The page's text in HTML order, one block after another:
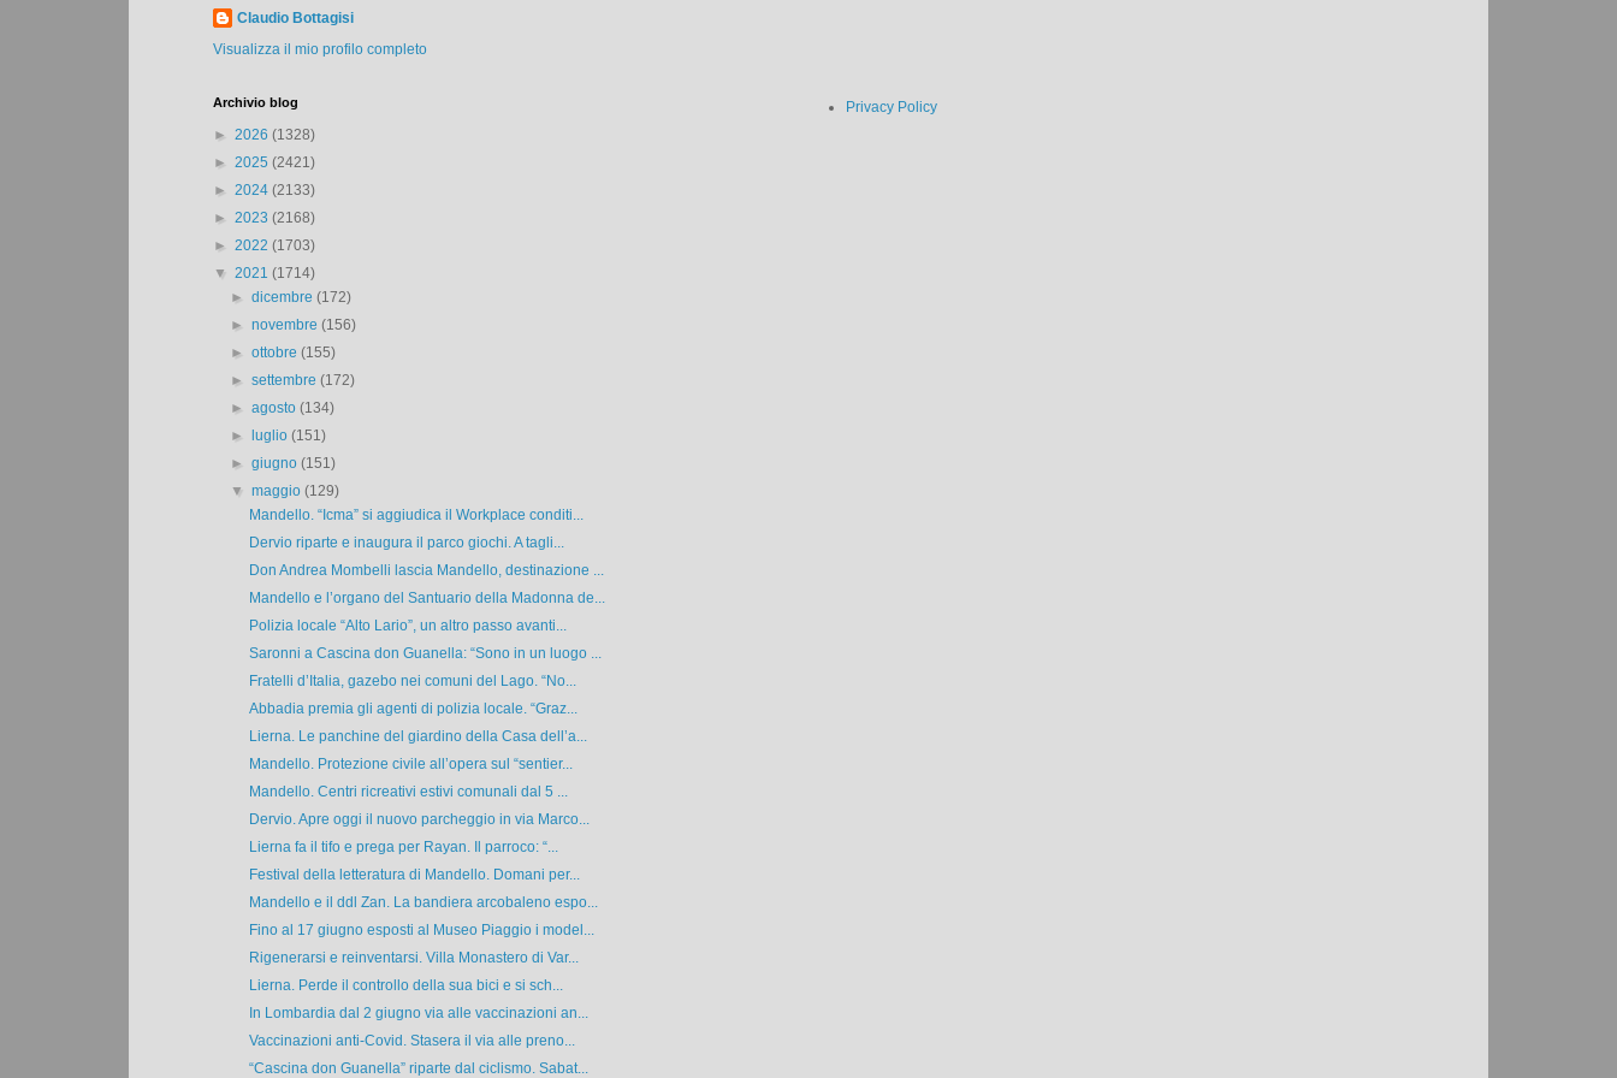
Claudio Bottagisi
Visualizza il mio profilo completo
Archivio blog
► 2026 (1328)
► 2025 (2421)
► 2024 (2133)
► 2023 (2168)
► 2022 (1703)
▼ 2021 (1714)
►dicembre(172)
►novembre(156)
►ottobre(155)
►settembre(172)
►agosto(134)
►
luglio(151)
►giugno(151)
▼maggio(129)
Mandello. “Icma” si aggiudica il Workplace conditi...
Dervio riparte e inaugura il parco giochi. A tagli...
Don Andrea Mombelli lascia Mandello, destinazione ...
Mandello e l’organo del Santuario della Madonna de...
Polizia locale “Alto Lario”, un altro passo avanti...
Saronni a Cascina don Guanella: “Sono in un luogo ...
Fratelli d’Italia, gazebo nei comuni del Lago. “No...
Abbadia premia gli agenti di polizia locale. “Graz...
Lierna. Le panchine del giardino della Casa dell’a...
Mandello. Protezione civile all’opera sul “sentier...
Mandello. Centri ricreativi estivi comunali dal 5 ...
Dervio. Apre oggi il nuovo parcheggio in via Marco...
Lierna fa il tifo e prega per Rayan. Il parroco: “...
Festival della letteratura di Mandello. Domani per...
Mandello e il ddl Zan. La bandiera arcobaleno espo...
Fino al 17 giugno esposti al Museo Piaggio i model...
Rigenerarsi e reinventarsi. Villa Monastero di Var...
Lierna. Perde il controllo della sua bici e si sch...
In Lombardia dal 2 giugno via alle vaccinazioni an...
Vaccinazioni anti-Covid. Stasera il via alle preno...
“Cascina don Guanella” riparte dal ciclismo. Sabat...
Privacy Policy